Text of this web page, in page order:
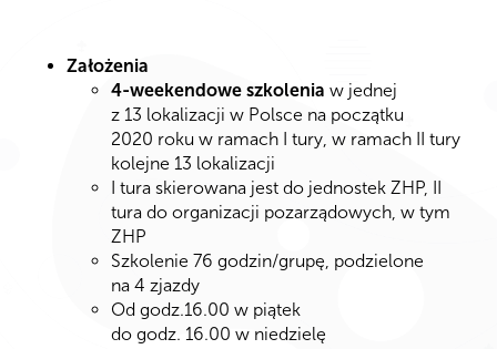
Założenia
4-weekendowe szkolenia w jednej
z 13 lokalizacji w Polsce na początku
2020 roku w ramach I tury, w ramach II tury
kolejne 13 lokalizacji
I tura skierowana jest do jednostek ZHP, II
tura do organizacji pozarządowych, w tym
ZHP
Szkolenie 76 godzin/grupę, podzielone
na 4 zjazdy
Od godz.16.00 w piątek
do godz. 16.00 w niedzielę